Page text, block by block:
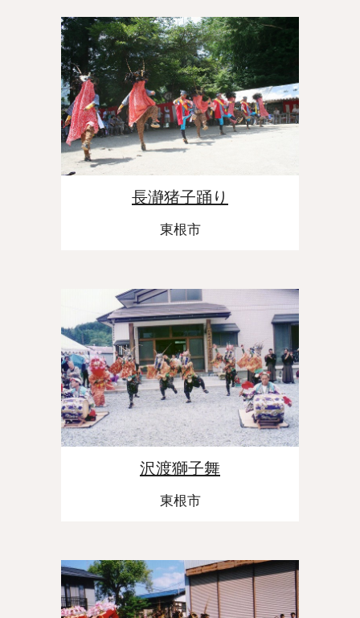
長瀞猪子踊り
東根市
沢渡獅子舞
東根市